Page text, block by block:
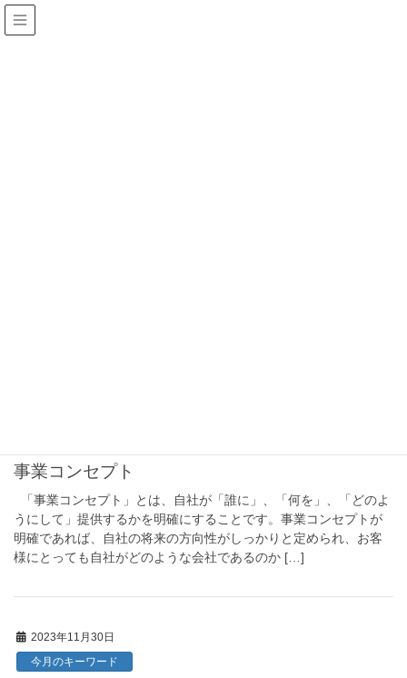
事業コンセプト
「事業コンセプト」とは、自社が「誰に」、「何を」、「どのよ
うにして」提供するかを明確にすることです。事業コンセプトが
明確であれば、自社の将来の方向性がしっかりと定められ、お客
様にとっても自社がどのような会社であるのか […]
2023年11月30日
今月のキーワード